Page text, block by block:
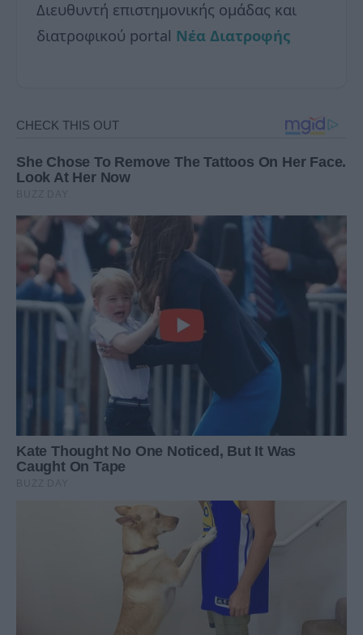
Διευθυντή επιστημονικής ομάδας και
διατροφικού portal Νέα Διατροφής